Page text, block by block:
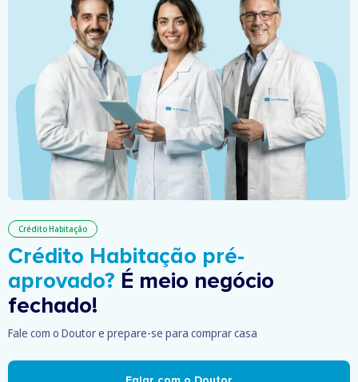
Crédito Habitação
Crédito Habitação pré-
aprovado? É meio negócio
fechado!
Fale com o Doutor e prepare-se para comprar casa